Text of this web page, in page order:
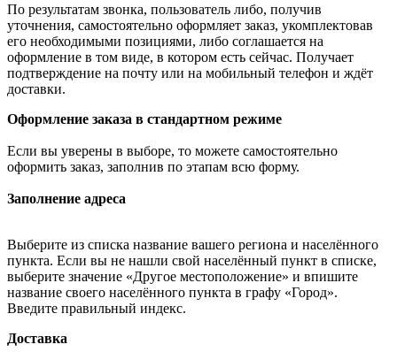
По результатам звонка, пользователь либо, получив
уточнения, самостоятельно оформляет заказ, укомплектовав
его необходимыми позициями, либо соглашается на
оформление в том виде, в котором есть сейчас. Получает
подтверждение на почту или на мобильный телефон и ждёт
доставки.
Оформление заказа в стандартном режиме
Если вы уверены в выборе, то можете самостоятельно
оформить заказ, заполнив по этапам всю форму.
Заполнение адреса
Выберите из списка название вашего региона и населённого
пункта. Если вы не нашли свой населённый пункт в списке,
выберите значение «Другое местоположение» и впишите
название своего населённого пункта в графу «Город».
Введите правильный индекс.
Доставка